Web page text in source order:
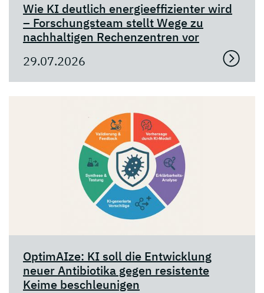
Wie KI deutlich energieeffizienter wird
– Forschungsteam stellt Wege zu
nachhaltigen Rechenzentren vor
29.07.2026
OptimAIze: KI soll die Entwicklung
neuer Antibiotika gegen resistente
Keime beschleunigen